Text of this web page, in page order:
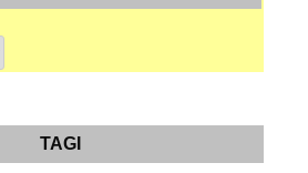
TAGI